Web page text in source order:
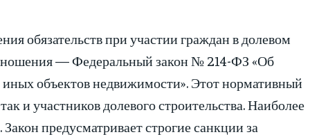
обязательств при участии граждан в долевом
— Федеральный закон № 214-ФЗ «Об
объектов недвижимости». Этот нормативный
и участников долевого строительства. Наиболее
предусматривает строгие санкции за